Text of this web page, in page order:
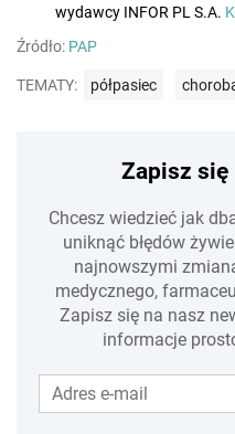
wydawcy INFOR PL S.A.
Źródło: PAP
TEMATY: półpasiec
Zapisz się
Chcesz wiedzieć jak
uniknąć błędów
najnowszymi
medycznego,
Zapisz się na nasz
informacje